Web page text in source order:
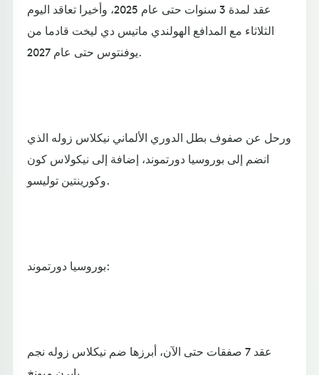
عقد لمدة 3 سنوات حتى عام 2025، وأخيرا تعاقد اليوم
الثلاثاء مع المدافع الهولندي ماتيس دي ليخت قادما من
يوفنتوس حتى عام 2027.
ورحل عن صفوف بطل الدوري الألماني نيكلاس زوله الذي
انضم إلى بوروسيا دورتموند، إضافة إلى نيكولاس كون
وكورينتين توليسو.
بوروسيا دورتموند:
عقد 7 صفقات حتى الآن، أبرزها ضم نيكلاس زوله نجم